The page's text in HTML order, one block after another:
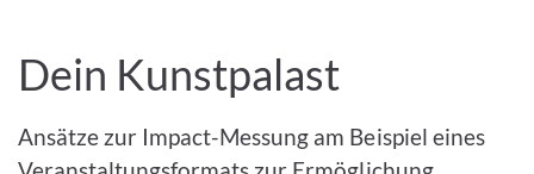
Dein Kunstpalast
Ansätze zur Impact-Messung am Beispiel eines